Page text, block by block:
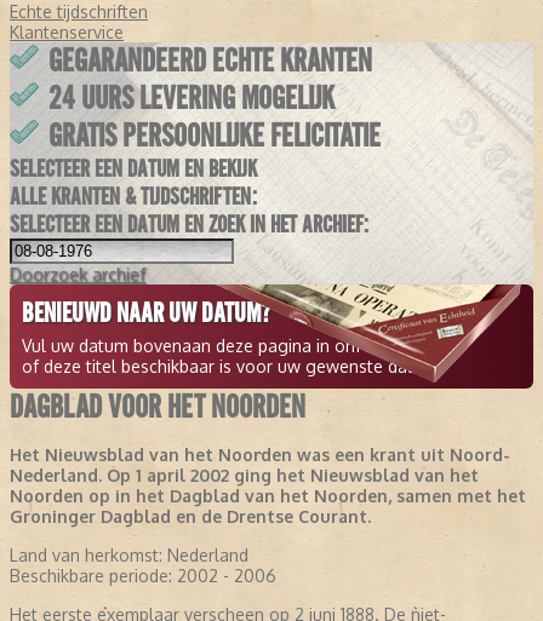
Echte tijdschriften
Klantenservice
GEGARANDEERD ECHTE KRANTEN
24 UURS LEVERING MOGELIJK
GRATIS PERSOONLIJKE FELICITATIE
SELECTEER EEN DATUM EN BEKIJK
ALLE KRANTEN & TIJDSCHRIFTEN:
SELECTEER EEN DATUM EN ZOEK IN HET ARCHIEF:
Doorzoek archief
BENIEUWD NAAR UW DATUM?
Vul uw datum bovenaan deze pagina in om te zien
of deze titel beschikbaar is voor uw gewenste datum.
DAGBLAD VOOR HET NOORDEN
Het Nieuwsblad van het Noorden was een krant uit Noord-
Nederland. Op 1 april 2002 ging het Nieuwsblad van het
Noorden op in het Dagblad van het Noorden, samen met het
Groninger Dagblad en de Drentse Courant.
Land van herkomst: Nederland
Beschikbare periode: 2002 - 2006
Het eerste exemplaar verscheen op 2 juni 1888. De niet-